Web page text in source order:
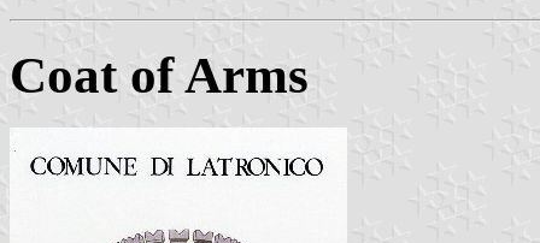
Coat of Arms